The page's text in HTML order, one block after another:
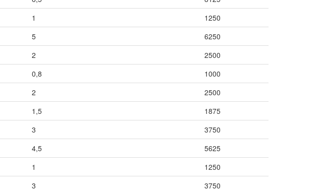
1
1250
5
6250
2
2500
0,8
1000
2
2500
1,5
1875
3
3750
4,5
5625
1
1250
3
3750